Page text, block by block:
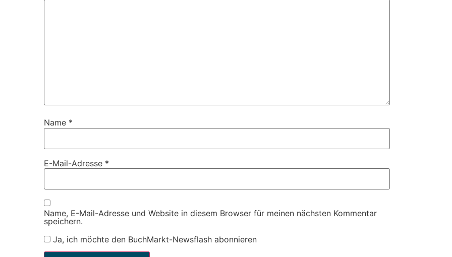
Name *
E-Mail-Adresse *
Name, E-Mail-Adresse und Website in diesem Browser für meinen nächsten Kommentar
speichern.
Ja, ich möchte den BuchMarkt-Newsflash abonnieren